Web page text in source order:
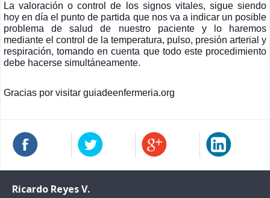
La valoración o control de los signos vitales, sigue siendo
hoy en día el punto de partida que nos va a indicar un posible
problema de salud de nuestro paciente y lo haremos
mediante el control de la temperatura, pulso, presión arterial y
respiración, tomando en cuenta que todo este procedimiento
debe hacerse simultáneamente.
Gracias por visitar guiadeenfermeria.org
Ricardo Reyes V.